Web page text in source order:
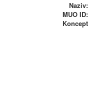
Naziv:
MUO ID:
Koncept